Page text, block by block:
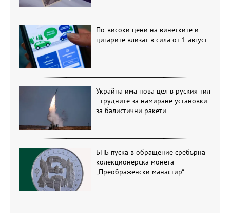
По-високи цени на винетките и
цигарите влизат в сила от 1 август
Украйна има нова цел в руския тил
- трудните за намиране установки
за балистични ракети
БНБ пуска в обращение сребърна
колекционерска монета
„Преображенски манастир“